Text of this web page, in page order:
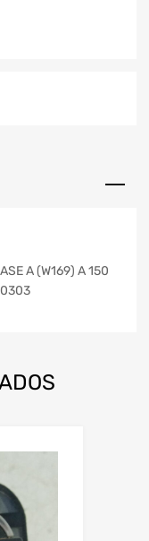
A (W169) A 150